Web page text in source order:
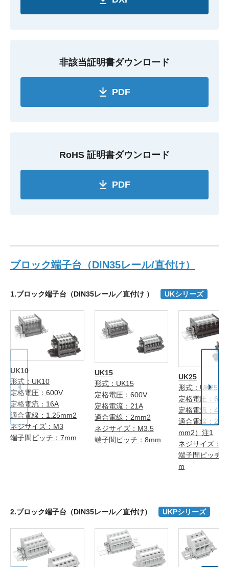
非該当証明書ダウンロード
PDF
RoHS 証明書ダウンロード
PDF
ブロック端子台（DIN35レール/直付け）
1.ブロック端子台（DIN35レール／直付け ） UKシリーズ
UK10
形式：UK10
定格電圧：600V
定格電流：16A
適合電線：1.25mm2
ネジサイズ：M3
端子間ピッチ：7mm
UK15
形式：UK15
定格電圧：600V
定格電流：21A
適合電線：2mm2
ネジサイズ：M3.5
端子間ピッチ：8mm
UK25
形式：UK25
定格電圧：
定格電流：40A
適合電線：
mm2）注1
ネジサイズ：
端子間ピッチ
m
2.ブロック端子台（DIN35レール／直付け） UKPシリーズ